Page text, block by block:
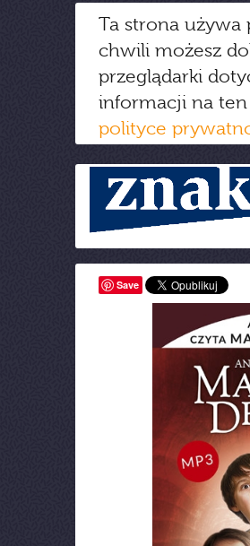
Ta strona używa
chwili możesz
przeglądarki
informacji na
polityce
Save